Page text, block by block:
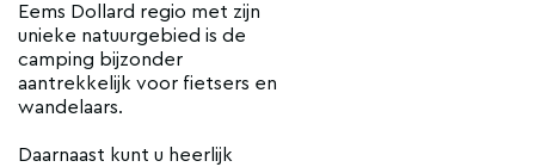
Eems Dollard regio met zijn
unieke natuurgebied is de
camping bijzonder
aantrekkelijk voor fietsers en
wandelaars.
Daarnaast kunt u heerlijk